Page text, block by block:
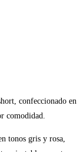
confeccionado en
comodidad.
tonos gris y rosa,